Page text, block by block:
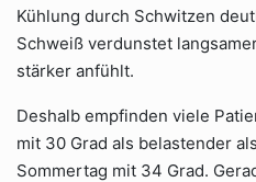
Kühlung durch Schwitzen
Schweiß verdunstet
stärker anfühlt.
Deshalb empfinden viele
mit 30 Grad als belastender
Sommertag mit 34 Grad.